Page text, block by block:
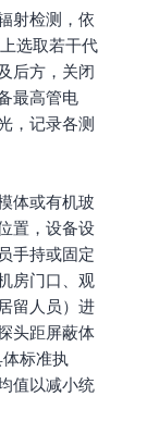
射检测，依
选取若干代
后方，关闭
最高管电
，记录各测
体或有机玻
置，设备设
手持或固定
房门口、观
留人员）进
头距屏蔽体
标准执
值以减小统